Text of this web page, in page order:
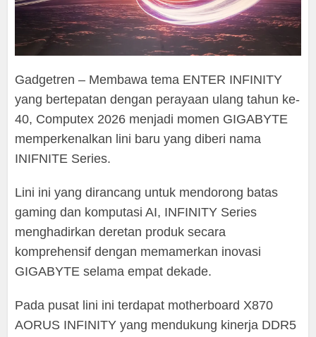
Gadgetren – Membawa tema ENTER INFINITY
yang bertepatan dengan perayaan ulang tahun ke-
40, Computex 2026 menjadi momen GIGABYTE
memperkenalkan lini baru yang diberi nama
INIFNITE Series.
Lini ini yang dirancang untuk mendorong batas
gaming dan komputasi AI, INFINITY Series
menghadirkan deretan produk secara
komprehensif dengan memamerkan inovasi
GIGABYTE selama empat dekade.
Pada pusat lini ini terdapat motherboard X870
AORUS INFINITY yang mendukung kinerja DDR5